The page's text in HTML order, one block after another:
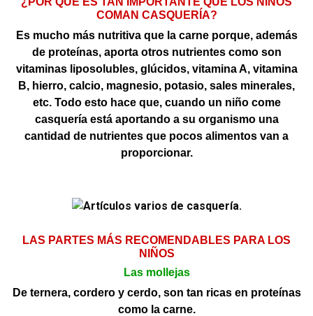
COMAN CASQUERÍA?
Es mucho más nutritiva que la carne porque, además
de proteínas, aporta otros nutrientes como son
vitaminas liposolubles, glúcidos, vitamina A, vitamina
B, hierro, calcio, magnesio, potasio, sales minerales,
etc. Todo esto hace que, cuando un niño come
casquería está aportando a su organismo una
cantidad de nutrientes que pocos alimentos van a
proporcionar.
LAS PARTES MÁS RECOMENDABLES PARA LOS
NIÑOS
Las mollejas
De ternera, cordero y cerdo, son tan ricas en proteínas
como la carne.